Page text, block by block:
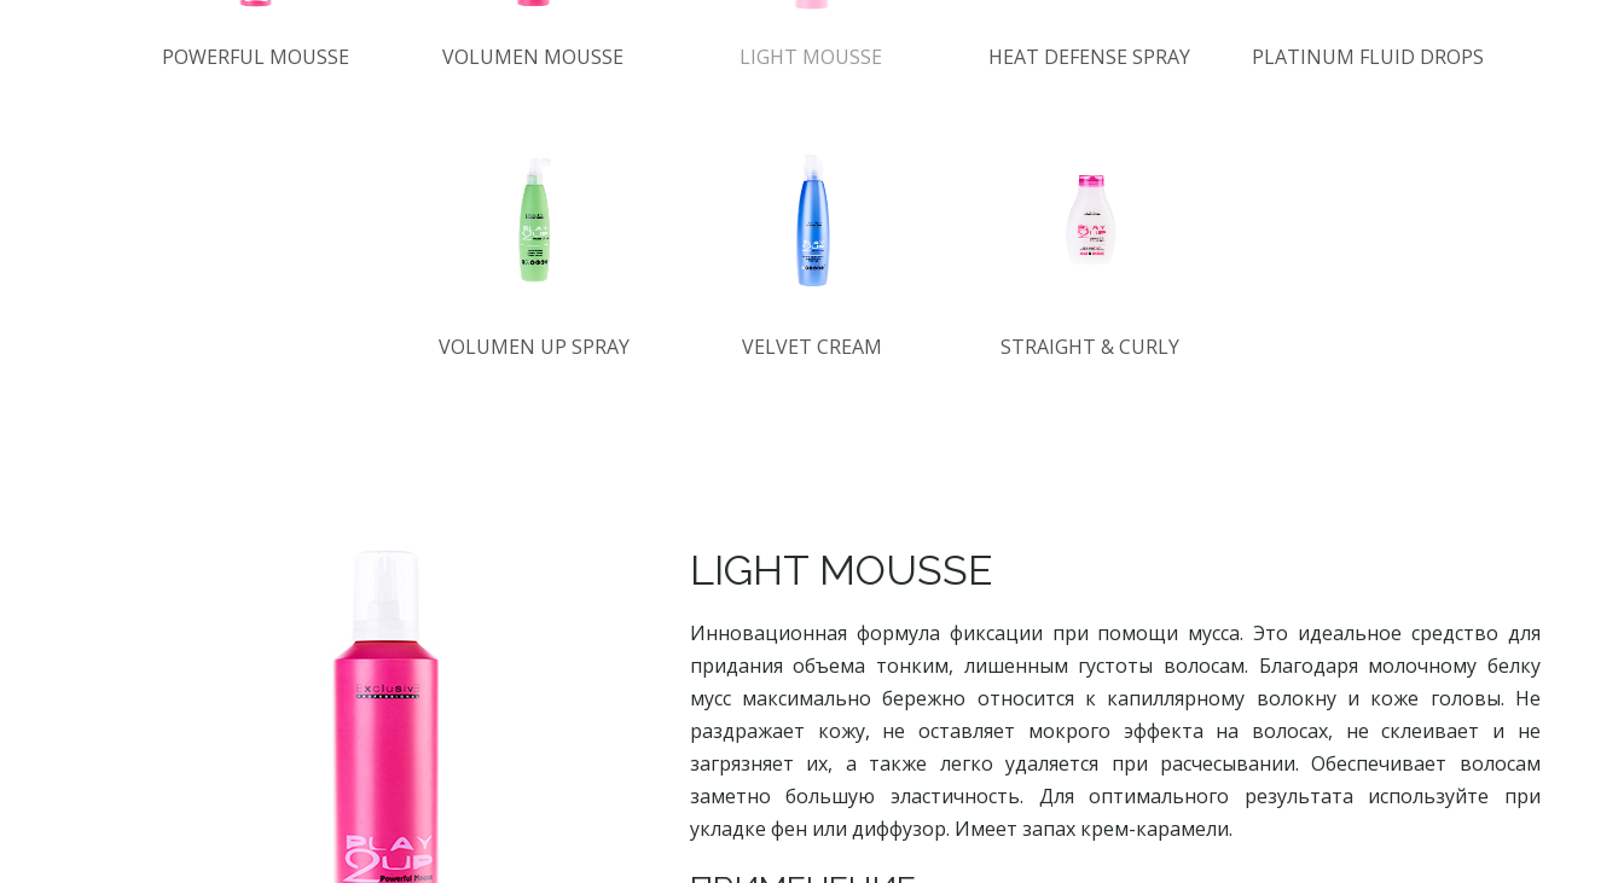
POWERFUL MOUSSE VOLUMEN MOUSSE LIGHT MOUSSE HEAT DEFENSE SPRAY PLATINUM FLUID DROPS
VOLUMEN UP SPRAY VELVET CREAM STRAIGHT & CURLY
LIGHT MOUSSE
Инновационная формула фиксации при помощи мусса. Это идеальное средство для
придания объема тонким, лишенным густоты волосам. Благодаря молочному белку
мусс максимально бережно относится к капиллярному волокну и коже головы. Не
раздражает кожу, не оставляет мокрого эффекта на волосах, не склеивает и не
загрязняет их, а также легко удаляется при расчесывании. Обеспечивает волосам
заметно большую эластичность. Для оптимального результата используйте при
укладке фен или диффузор. Имеет запах крем-карамели.